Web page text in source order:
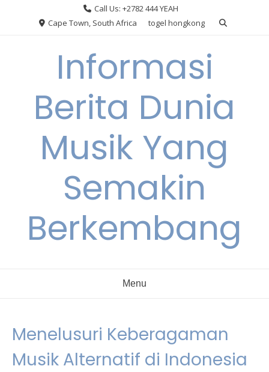
Call Us: +2782 444 YEAH
Cape Town, South Africa
togel hongkong
Informasi
Berita Dunia
Musik Yang
Semakin
Berkembang
Menu
Menelusuri Keberagaman
Musik Alternatif di Indonesia